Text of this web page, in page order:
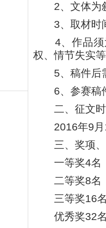
2、文体为
3、取材时
4、作品须为
权、情节失实
5、稿件后
6、参赛稿
二、征文
2016年9月
三、奖项
一等奖4名
二等奖8名
三等奖16
优秀奖32